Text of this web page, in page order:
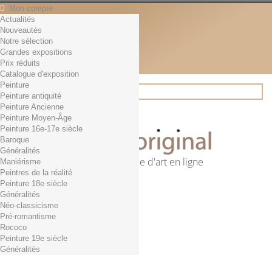
Mon compte
Contact
Français
English
Français
Actualités
Rechercher
Première librairie d'art en ligne
Panier (vide)
Aucun produit
0,01€ dès 29€ d'achat
0,00 € Total
Commander
Actualités
Nouveautés
Notre sélection
Grandes expositions
Prix réduits
Catalogue d'exposition
Peinture
Peinture antiquité
Peinture Ancienne
Peinture Moyen-Âge
Peinture 16e-17e siècle
Baroque
Généralités
Maniérisme
Peintres de la réalité
Peinture 18e siècle
Généralités
Néo-classicisme
Pré-romantisme
Rococo
Peinture 19e siècle
Généralités